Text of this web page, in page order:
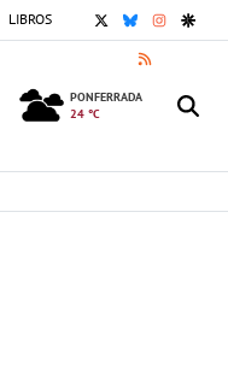
LIBROS X BLUESKY
RSS
PONFERRADA
24 °C